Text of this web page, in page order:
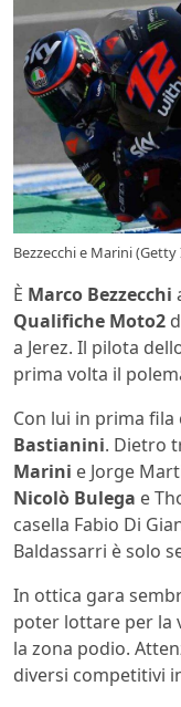
Bezzecchi e Marini
È Marco Bezzecchi
Qualifiche Moto2
a Jerez. Il pilota
prima volta il
Con lui in prima fila
Bastianini. Dietro
Marini e Jorge
Nicolò Bulega e
casella Fabio Di
Baldassarri è solo
In ottica gara
poter lottare per la
la zona podio.
diversi competitivi